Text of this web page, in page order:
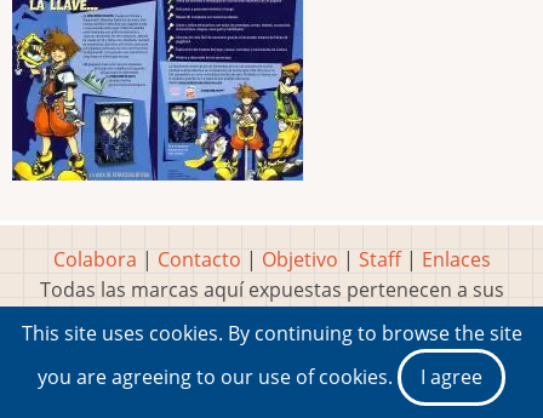
Colabora | Contacto | Objetivo | Staff| Enlaces
Todas las marcas aquí expuestas pertenecen a sus
respectivos y legítimos dueños
Idea, página, contenidos y diseños creados porMarty
2001-2026 Museo del Videojuego®
This site uses cookies. By continuing to browse the site
you are agreeing to our use of cookies.
I agree